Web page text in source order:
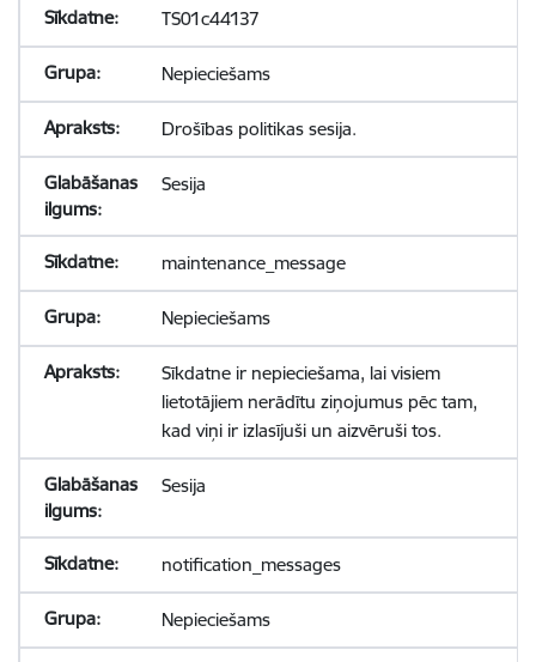
TS01c44137
Nepieciešams
Drošības politikas sesija.
Sesija
maintenance_message
Nepieciešams
Sīkdatne ir nepieciešama, lai visiem
lietotājiem nerādītu ziņojumus pēc tam,
kad viņi ir izlasījuši un aizvēruši tos.
Sesija
notification_messages
Nepieciešams